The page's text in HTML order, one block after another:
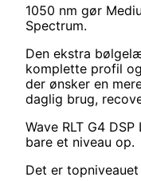
1050 nm gør
Spectrum.
Den ekstra
komplette profil
der ønsker en
daglig brug,
Wave RLT G4
bare et niveau op.
Det er topniveauet